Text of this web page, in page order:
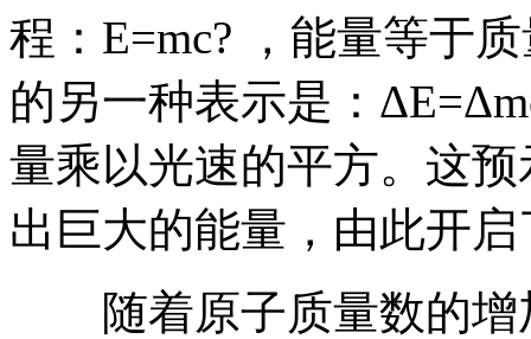
程：E=mc? ，能量等于
的另一种表示是：
量乘以光速的平方。这
出巨大的能量，由此开
随着原子质量数的增